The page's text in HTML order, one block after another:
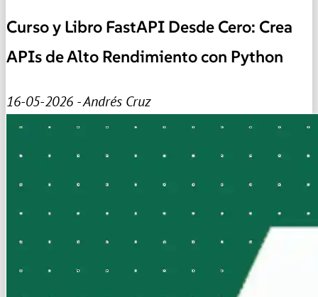
Curso y Libro FastAPI Desde Cero: Crea
APIs de Alto Rendimiento con Python
16-05-2026 - Andrés Cruz